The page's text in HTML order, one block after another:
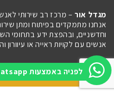
לפניה באמצעות Whatsapp
מגדל אור – מרכז רב שירותי
אנחנו מתמקדים בפיתוח ומתן
וחדשניים, ובהפצת ידע בתחומי
אנשים עם לקויות ראייה או
Imaginet